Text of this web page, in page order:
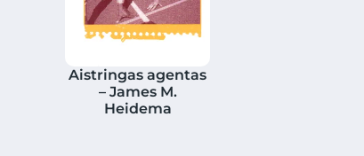
Aistringas agentas
– James M.
Heidema